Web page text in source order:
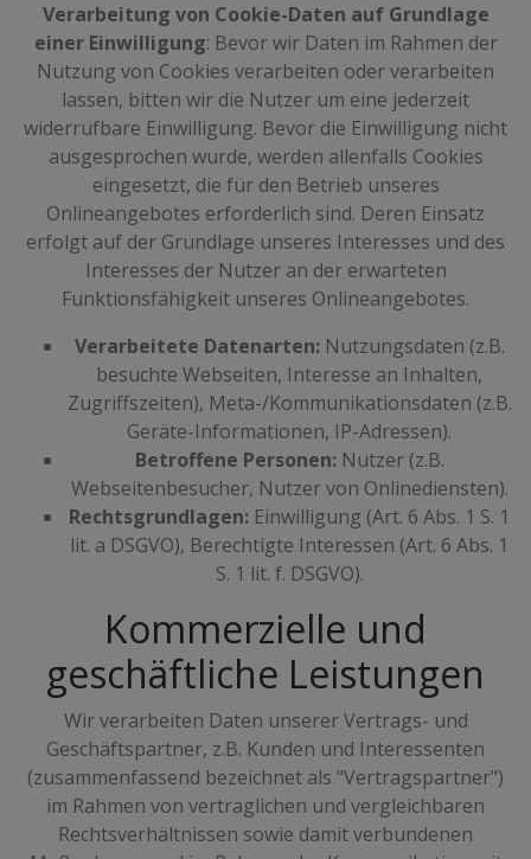
Verarbeitung von Cookie-Daten auf Grundlage
einer Einwilligung: Bevor wir Daten im Rahmen der
Nutzung von Cookies verarbeiten oder verarbeiten
lassen, bitten wir die Nutzer um eine jederzeit
widerrufbare Einwilligung. Bevor die Einwilligung nicht
ausgesprochen wurde, werden allenfalls Cookies
eingesetzt, die für den Betrieb unseres
Onlineangebotes erforderlich sind. Deren Einsatz
erfolgt auf der Grundlage unseres Interesses und des
Interesses der Nutzer an der erwarteten
Funktionsfähigkeit unseres Onlineangebotes.
Verarbeitete Datenarten:Nutzungsdaten (z.B.
besuchte Webseiten, Interesse an Inhalten,
Zugriffszeiten), Meta-/Kommunikationsdaten (z.B.
Geräte-Informationen, IP-Adressen).
Betroffene Personen:Nutzer (z.B.
Webseitenbesucher, Nutzer von Onlinediensten).
Rechtsgrundlagen: Einwilligung (Art. 6 Abs. 1 S. 1
lit. a DSGVO), Berechtigte Interessen (Art. 6 Abs. 1
S. 1 lit. f. DSGVO).
Kommerzielle und
geschäftliche Leistungen
Wir verarbeiten Daten unserer Vertrags- und
Geschäftspartner, z.B. Kunden und Interessenten
(zusammenfassend bezeichnet als "Vertragspartner")
im Rahmen von vertraglichen und vergleichbaren
Rechtsverhältnissen sowie damit verbundenen